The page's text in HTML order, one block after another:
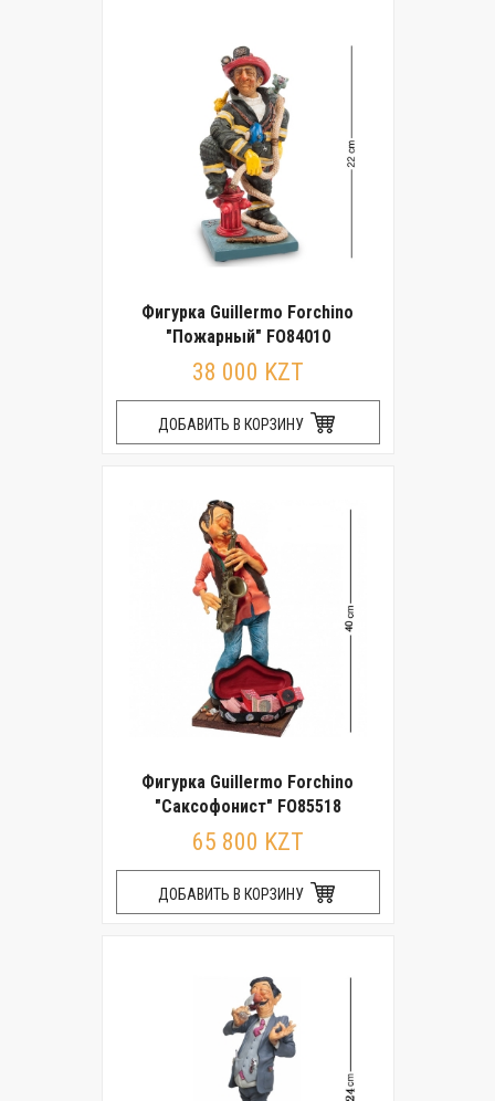
Фигурка Guillermo Forchino
"Пожарный" FO84010
38 000 KZT
ДОБАВИТЬ В КОРЗИНУ
Фигурка Guillermo Forchino
"Саксофонист" FO85518
65 800 KZT
ДОБАВИТЬ В КОРЗИНУ